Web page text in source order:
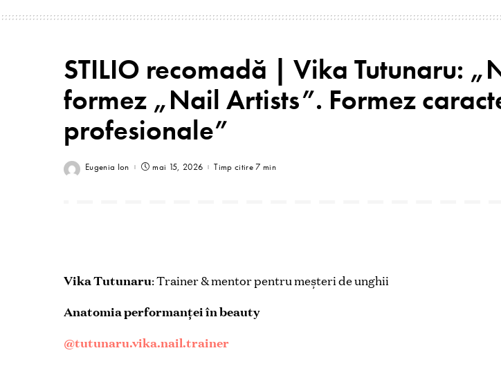
STILIO recomadă | Vika Tutunaru:
formez „Nail Artists”. Formez
profesionale”
Eugenia Ion mai 15, 2026 Timp citire 7 min